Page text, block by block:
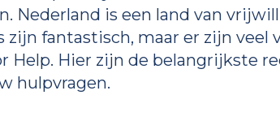
Nederland is een land van
fantastisch, maar er zijn veel
Help. Hier zijn de belangrijkste
hulpvragen.